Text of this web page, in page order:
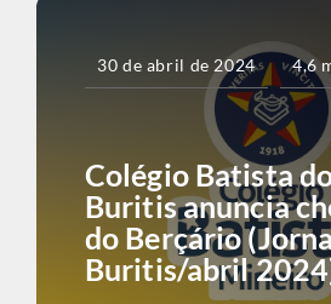
30 de abril de 2024 4,6
Colégio Batista
Buritis anuncia
do Berçário
Buritis/abril